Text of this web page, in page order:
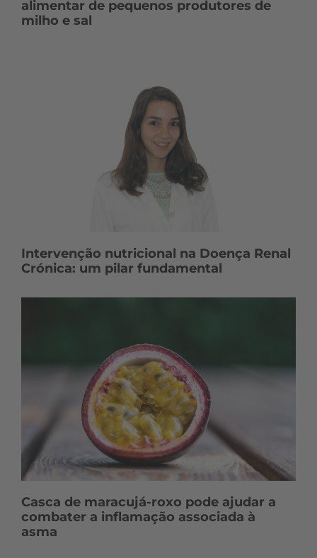
alimentar de pequenos produtores de
milho e sal
Intervenção nutricional na Doença Renal
Crónica: um pilar fundamental
Casca de maracujá-roxo pode ajudar a
combater a inflamação associada à
asma